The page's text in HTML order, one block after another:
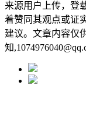
来源用户上传，登
着赞同其观点或证
建议。文章内容仅
知